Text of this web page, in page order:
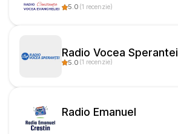
5.0 (1 recenzie)
Radio Vocea Sperantei
5.0 (1 recenzie)
Radio Emanuel